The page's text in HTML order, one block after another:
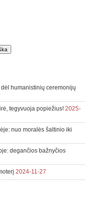
humanistinių ceremonijų
tegyvuoja popiežius! 2025-
nuo moralės šaltinio iki
degančios bažnyčios
2024-11-27